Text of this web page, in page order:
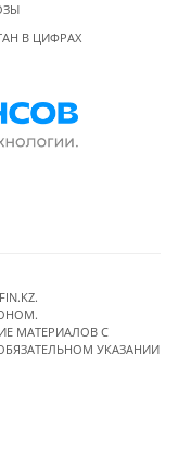
В ЦИФРАХ
МАТЕРИАЛОВ C
УКАЗАНИИ